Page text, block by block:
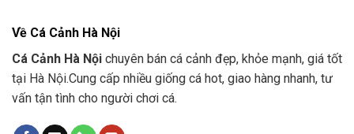
Về Cá Cảnh Hà Nội
Cá Cảnh Hà Nội chuyên bán cá cảnh đẹp, khỏe mạnh, giá tốt
tại Hà Nội.Cung cấp nhiều giống cá hot, giao hàng nhanh, tư
vấn tận tình cho người chơi cá.